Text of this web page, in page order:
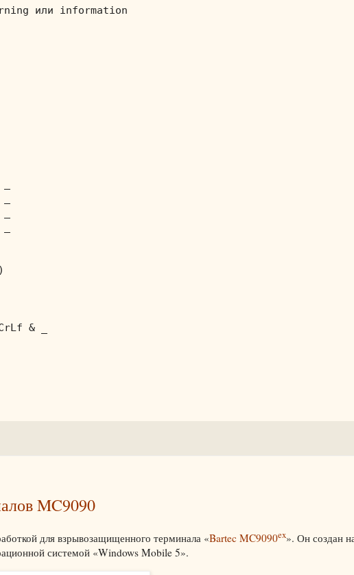
или information
& _
MC9090
для взрывозащищенного терминала «Bartec MC9090ex». Он создан
системой «Windows Mobile 5».